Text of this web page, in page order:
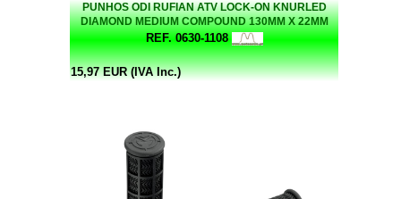
PUNHOS ODI RUFIAN ATV LOCK-ON KNURLED
DIAMOND MEDIUM COMPOUND 130MM X 22MM
INT. PRETO
REF. 0630-1108
15,97 EUR (IVA Inc.)